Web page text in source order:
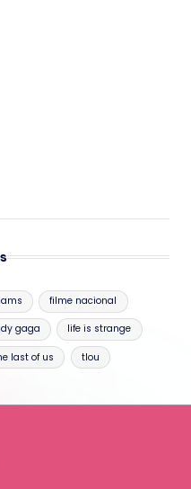
filme nacional
gaga life is strange
last of us tlou